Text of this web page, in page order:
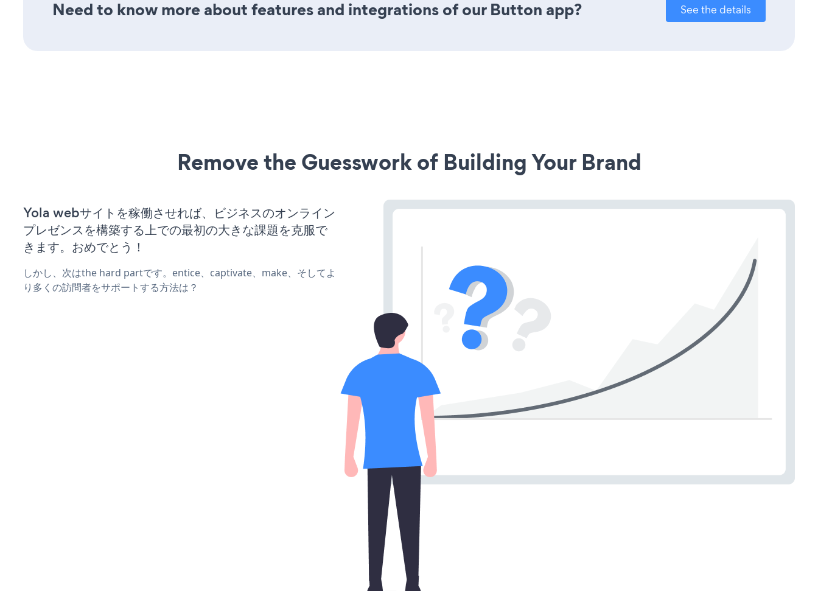
Need to know more about features and integrations of our Button app? See the details
Remove the Guesswork of Building Your Brand
Yola webサイトを稼働させれば、ビジネスのオンライン
プレゼンスを構築する上での最初の大きな課題を克服で
きます。おめでとう！
しかし、次はthe hard partです。entice、captivate、make、そしてよ
り多くの訪問者をサポートする方法は？